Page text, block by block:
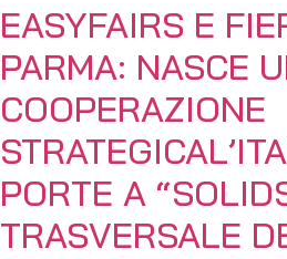
EASYFAIRS E
PARMA: NASCE
COOPERAZIONE
PORTE A
TRASVERSALE